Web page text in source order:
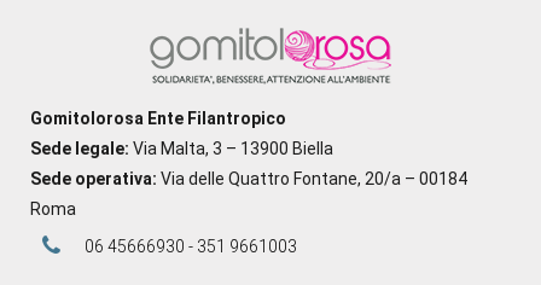
Gomitolorosa Ente Filantropico
Sede legale: Via Malta, 3 – 13900 Biella
Sede operativa: Via delle Quattro Fontane, 20/a – 00184
Roma
06 45666930 - 351 9661003